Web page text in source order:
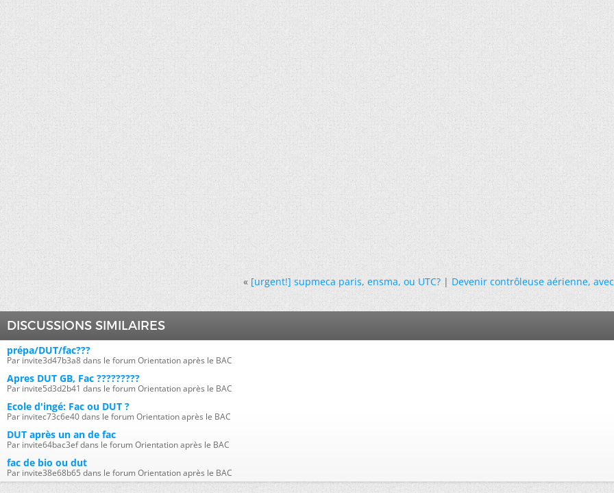
« [urgent!] supmeca paris, ensma, ou UTC?|Devenir contrôleuse aérienne, avec
DISCUSSIONS SIMILAIRES
prépa/DUT/fac???
Par invite3d47b3a8 dans le forum Orientation après le BAC
Apres DUT GB, Fac ?????????
Par invite5d3d2b41 dans le forum Orientation après le BAC
Ecole d'ingé: Fac ou DUT ?
Par invitec73c6e40 dans le forum Orientation après le BAC
DUT après un an de fac
Par invite64bac3ef dans le forum Orientation après le BAC
fac de bio ou dut
Par invite38e68b65 dans le forum Orientation après le BAC